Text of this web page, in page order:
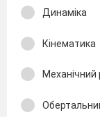
Динаміка
Кінематика
Механічний